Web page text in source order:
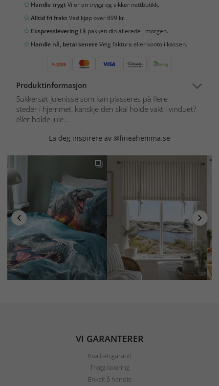
Handle trygtVi er en trygg og sikker nettbutikk.
Alltid fri fraktVed kjøp over 899 kr.
Ekspresslevering Få pakken din allerede i morgen.
Handle nå, betal senereVelg faktura eller konto i kassen.
Produktinformasjon
Sukkersøt julenisse som kan plasseres på flere
steder i hjemmet, kanskje den skal holde vakt i vinduet?
eller holde jule...
La deg inspirere av @lineahemma.se
VI GARANTERER
Kvalitetsgaranti
Trygg levering
Enkelt å handle